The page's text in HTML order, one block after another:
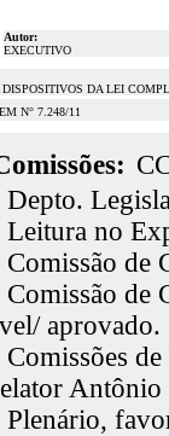
Autor:
EXECUTIVO
DA LEI
N° 7.248/11
no
de
de
aprovado.